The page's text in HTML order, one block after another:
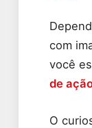
com
você
de
O